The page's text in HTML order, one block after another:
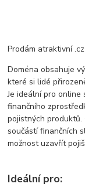
Prodám atraktivní
Doména obsahuje
které si lidé
Je ideální pro online
finančního
pojistných produktů.
součástí finančních
možnost uzavřít
Ideální pro: